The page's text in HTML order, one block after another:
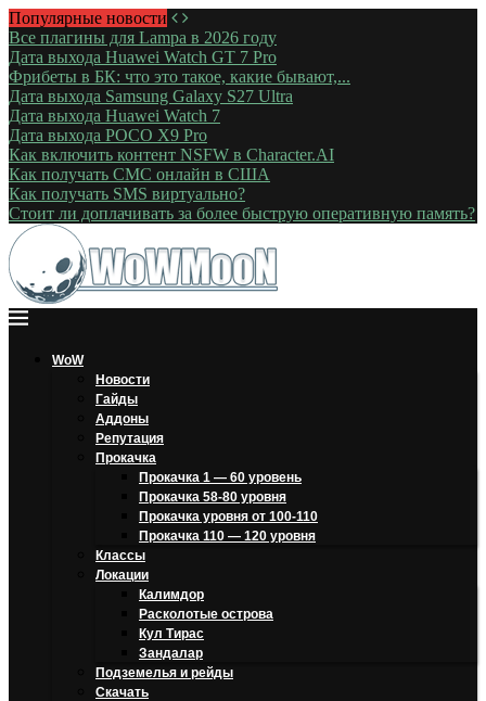
Популярные новости
Все плагины для Lampa в 2026 году
Дата выхода Huawei Watch GT 7 Pro
Фрибеты в БК: что это такое, какие бывают,...
Дата выхода Samsung Galaxy S27 Ultra
Дата выхода Huawei Watch 7
Дата выхода POCO X9 Pro
Как включить контент NSFW в Character.AI
Как получать СМС онлайн в США
Как получать SMS виртуально?
Стоит ли доплачивать за более быструю оперативную память?
WoW
Новости
Гайды
Аддоны
Репутация
Прокачка
Прокачка 1 — 60 уровень
Прокачка 58-80 уровня
Прокачка уровня от 100-110
Прокачка 110 — 120 уровня
Классы
Локации
Калимдор
Расколотые острова
Кул Тирас
Зандалар
Подземелья и рейды
Скачать